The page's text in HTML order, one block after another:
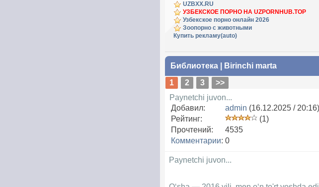
UZBXX.RU
УЗБЕКСКОЕ ПОРНО НА UZPORNHUB.TOP
Узбекское порно онлайн 2026
Зоопорно с животными
Купить рекламу(auto)
Библиотека
Birinchi marta
1
2 3
>>
Paynetchi juvon...
Добавил:
admin (16.12.2025 / 20:16)
Рейтинг:
(1)
Прочтений:
4535
Комментарии: 0
Paynetchi juvon...